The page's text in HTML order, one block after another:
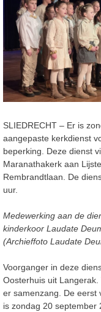
SLIEDRECHT – Er is
aangepaste kerkdienst
beperking. Deze dienst
Maranathakerk aan
Rembrandtlaan. De
uur.
Medewerking aan de
kinderkoor Laudate
(Archieffoto Laudate
Voorganger in deze
Oosterhuis uit
er samenzang. De eerst
is zondag 20 september